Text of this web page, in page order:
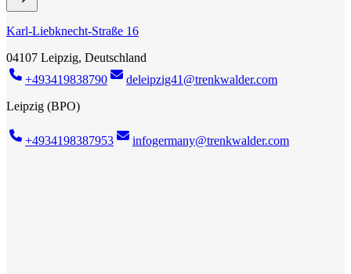
Karl-Liebknecht-Straße 16
04107 Leipzig, Deutschland
+493419838790
deleipzig41@trenkwalder.com
Leipzig (BPO)
+4934198387953 infogermany@trenkwalder.com